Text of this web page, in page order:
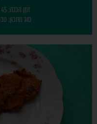
זמן הכנה: 45 דקות
סוג מתכון: